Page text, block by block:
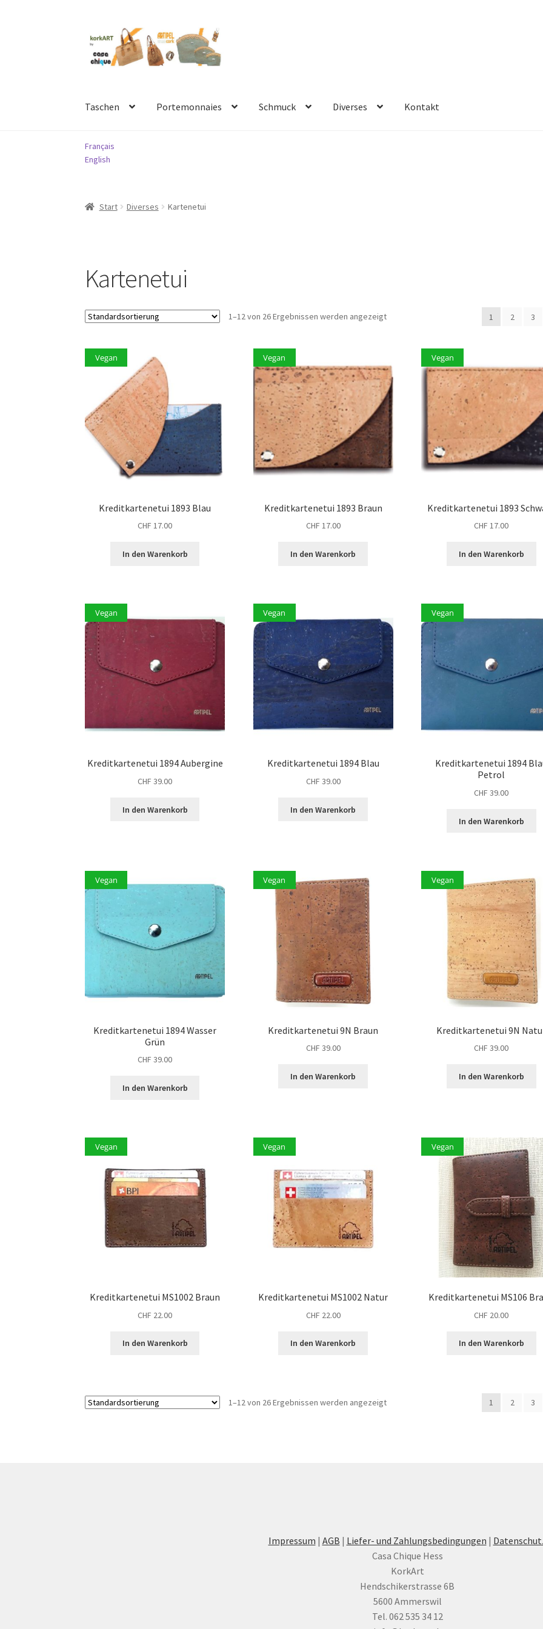
Navigation
springen
zum
Inhalt
Taschen Portemonnaies Schmuck Diverses Kontakt
Français
English
Start Diverses Kartenetui
Kartenetui
1–12 von 26 Ergebnissen werden angezeigt 1 2 3
Vegan
Kreditkartenetui 1893 Blau
CHF 17.00
In den Warenkorb
Vegan
Kreditkartenetui 1893 Braun
CHF 17.00
In den Warenkorb
Vegan
Kreditkartenetui 1893
CHF 17.00
In den Warenkorb
Vegan
Kreditkartenetui 1894 Aubergine
CHF 39.00
In den Warenkorb
Vegan
Kreditkartenetui 1894 Blau
CHF 39.00
In den Warenkorb
Vegan
Kreditkartenetui 1894
Petrol
CHF 39.00
In den Warenkorb
Vegan
Kreditkartenetui 1894 Wasser
Grün
CHF 39.00
In den Warenkorb
Vegan
Kreditkartenetui 9N Braun
CHF 39.00
In den Warenkorb
Vegan
Kreditkartenetui 9N
CHF 39.00
In den Warenkorb
Vegan
Kreditkartenetui MS1002 Braun
CHF 22.00
In den Warenkorb
Vegan
Kreditkartenetui MS1002 Natur
CHF 22.00
In den Warenkorb
Vegan
Kreditkartenetui MS106
CHF 20.00
In den Warenkorb
1–12 von 26 Ergebnissen werden angezeigt 1 2 3
Impressum | AGB | Liefer- und Zahlungsbedingungen |
Casa Chique Hess
KorkArt
Hendschikerstrasse 6B
5600 Ammerswil
Tel. 062 535 34 12